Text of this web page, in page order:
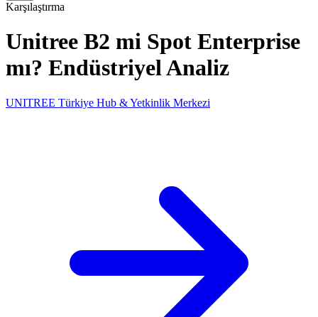
Karşılaştırma
Unitree B2 mi Spot Enterprise
mı? Endüstriyel Analiz
UNITREE Türkiye Hub & Yetkinlik Merkezi